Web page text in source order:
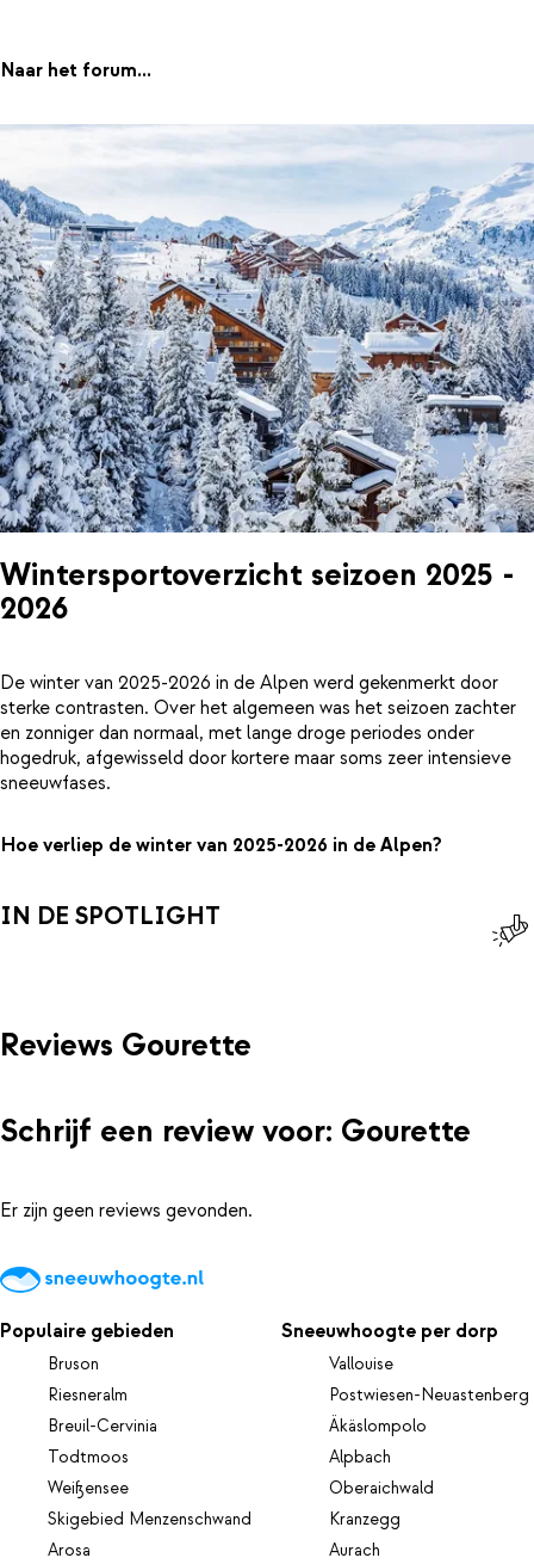
Naar het forum...
Wintersportoverzicht seizoen 2025 -
2026
De winter van 2025-2026 in de Alpen werd gekenmerkt door
sterke contrasten. Over het algemeen was het seizoen zachter
en zonniger dan normaal, met lange droge periodes onder
hogedruk, afgewisseld door kortere maar soms zeer intensieve
sneeuwfases.
Hoe verliep de winter van 2025-2026 in de Alpen?
IN DE SPOTLIGHT
Reviews Gourette
Schrijf een review voor: Gourette
Er zijn geen reviews gevonden.
Populaire gebieden
Bruson
Riesneralm
Breuil-Cervinia
Todtmoos
Weißensee
Skigebied Menzenschwand
Arosa
Sneeuwhoogte per dorp
Vallouise
Postwiesen-Neuastenberg
Äkäslompolo
Alpbach
Oberaichwald
Kranzegg
Aurach